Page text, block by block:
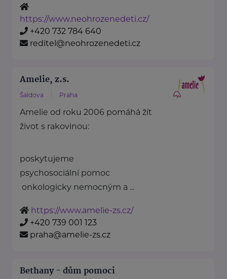
https://www.neohrozenedeti.cz/
+420 732 784 640
reditel@neohrozenedeti.cz
Amelie, z.s.
Šaldova Praha
Amelie od roku 2006 pomáhá žít
život s rakovinou:
poskytujeme
psychosociální pomoc
onkologicky nemocným a ...
https://www.amelie-zs.cz/
+420 739 001 123
praha@amelie-zs.cz
Bethany - dům pomoci